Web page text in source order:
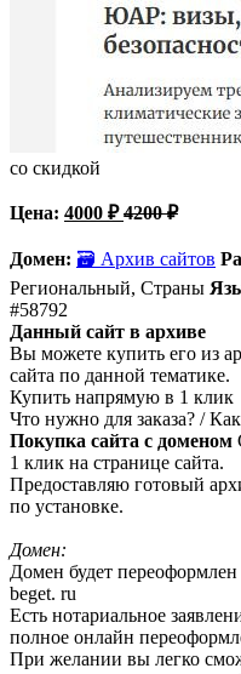
со скидкой
Цена: 4000 ₽ 4200₽
Домен: 🗃 Архив сайтов
Региональный, Страны
#58792
Данный сайт в архиве
Вы можете купить его из
сайта по данной тематике.
Купить напрямую в 1 клик
Что нужно для заказа? /
Покупка сайта с доменом
1 клик на странице сайта.
Предоставляю готовый
по установке.
Домен:
Домен будет переоформлен
beget. ru
Есть нотариальное
полное онлайн
При желании вы легко